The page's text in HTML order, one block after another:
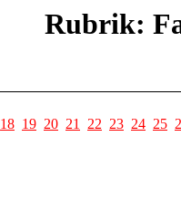
Rubrik:
18 19 20 21 22 23 24 25